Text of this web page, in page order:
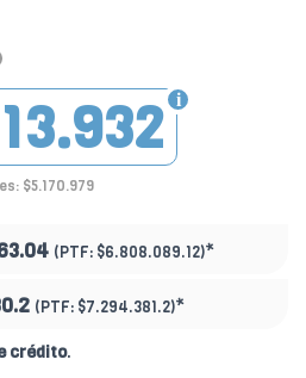
$5.170.979
(PTF: $6.808.089.12)*
(PTF: $7.294.381.2)*
crédito.